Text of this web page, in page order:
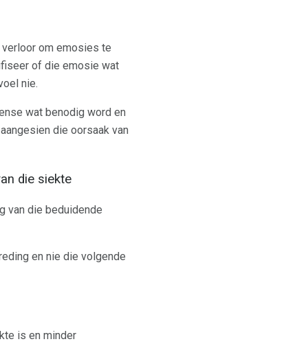
om emosies te
of die emosie wat
nie.
wat benodig word en
die oorsaak van
die siekte
van die beduidende
en nie die volgende
is en minder